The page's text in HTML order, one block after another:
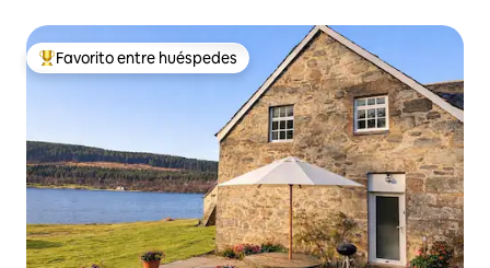
Favorito entre huéspedes preferido
Favorito entre huéspedes